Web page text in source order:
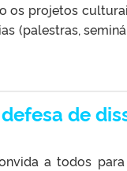
os projetos
(palestras,
de
a todos